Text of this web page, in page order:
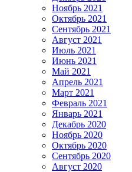
Ноябрь 2021
Октябрь 2021
Сентябрь 2021
Август 2021
Июль 2021
Июнь 2021
Май 2021
Апрель 2021
Март 2021
Февраль 2021
Январь 2021
Декабрь 2020
Ноябрь 2020
Октябрь 2020
Сентябрь 2020
Август 2020